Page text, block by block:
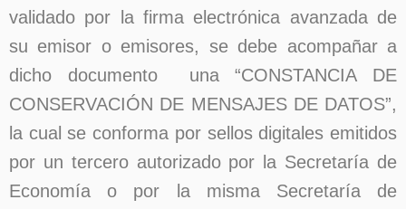
validado por la firma electrónica avanzada de
su emisor o emisores, se debe acompañar a
dicho documento una “CONSTANCIA DE
CONSERVACIÓN DE MENSAJES DE DATOS”,
la cual se conforma por sellos digitales emitidos
por un tercero autorizado por la Secretaría de
Economía o por la misma Secretaría de